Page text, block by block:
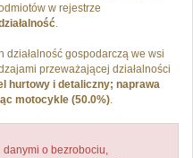
w rejestrze
.
działalność gospodarczą we wsi
przeważającej działalności
hurtowy i detaliczny; naprawa
motocykle (50.0%).
o bezrobociu,